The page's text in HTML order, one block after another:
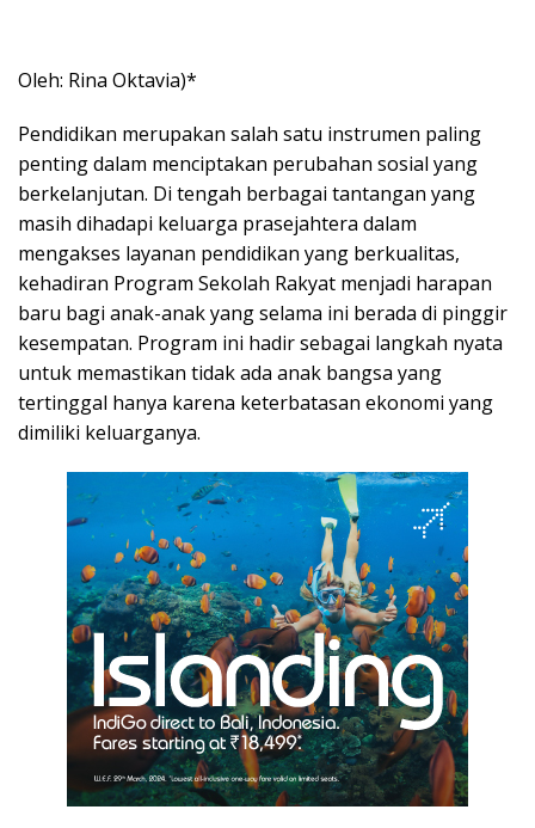
Oleh: Rina Oktavia)*
Pendidikan merupakan salah satu instrumen paling
penting dalam menciptakan perubahan sosial yang
berkelanjutan. Di tengah berbagai tantangan yang
masih dihadapi keluarga prasejahtera dalam
mengakses layanan pendidikan yang berkualitas,
kehadiran Program Sekolah Rakyat menjadi harapan
baru bagi anak-anak yang selama ini berada di pinggir
kesempatan. Program ini hadir sebagai langkah nyata
untuk memastikan tidak ada anak bangsa yang
tertinggal hanya karena keterbatasan ekonomi yang
dimiliki keluarganya.